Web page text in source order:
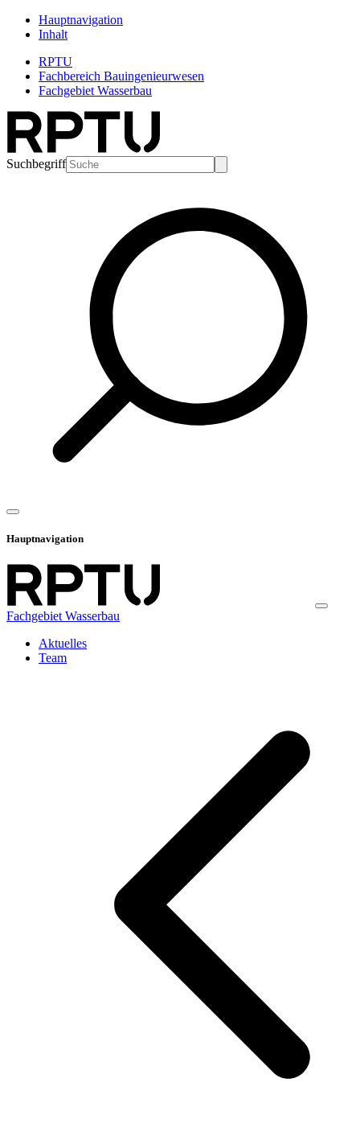
Hauptnavigation
Inhalt
RPTU
Fachbereich Bauingenieurwesen
Fachgebiet Wasserbau
Suchbegriff
Hauptnavigation
Fachgebiet Wasserbau
Aktuelles
Team